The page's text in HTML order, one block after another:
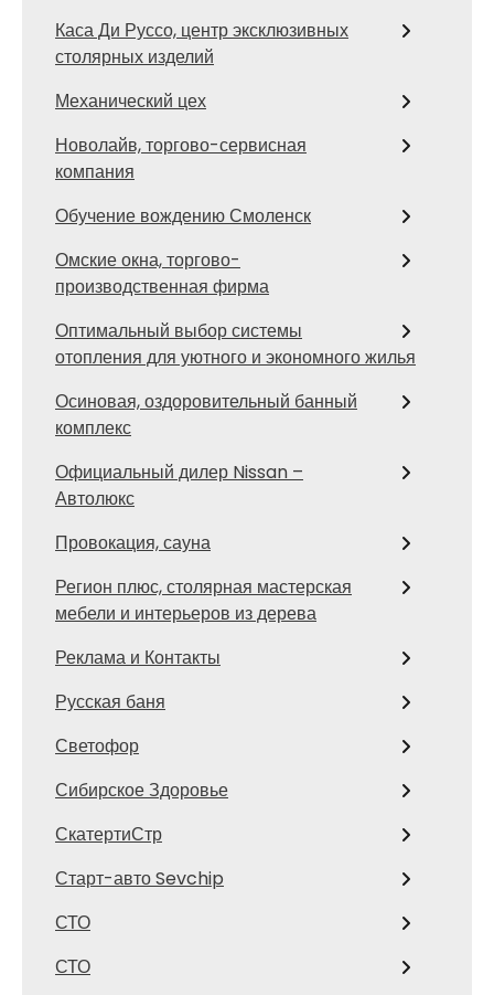
Каса Ди Руссо, центр эксклюзивных
столярных изделий
Механический цех
Новолайв, торгово-сервисная
компания
Обучение вождению Смоленск
Омские окна, торгово-
производственная фирма
Оптимальный выбор системы
отопления для уютного и экономного жилья
Осиновая, оздоровительный банный
комплекс
Официальный дилер Nissan –
Автолюкс
Провокация, сауна
Регион плюс, столярная мастерская
мебели и интерьеров из дерева
Реклама и Контакты
Русская баня
Светофор
Сибирское Здоровье
СкатертиСтр
Старт-авто Sevchip
СТО
СТО